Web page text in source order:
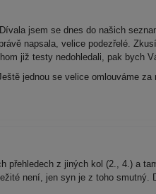
jsem se dnes do našich
napsala, velice podezřelé.
již testy nedohledali, pak bych
jednou se velice omlouváme za
z jiných kol (2., 4.) a
není, jen syn je z toho smutný.